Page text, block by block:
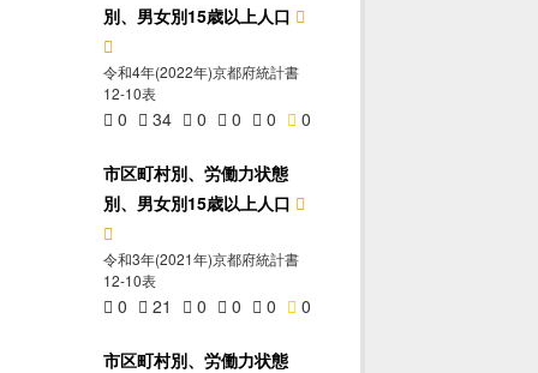
別、男女別15歳以上人口
令和4年(2022年)京都府統計書
12-10表
0 34 0 0 0 0
市区町村別、労働力状態
別、男女別15歳以上人口
令和3年(2021年)京都府統計書
12-10表
0 21 0 0 0 0
市区町村別、労働力状態